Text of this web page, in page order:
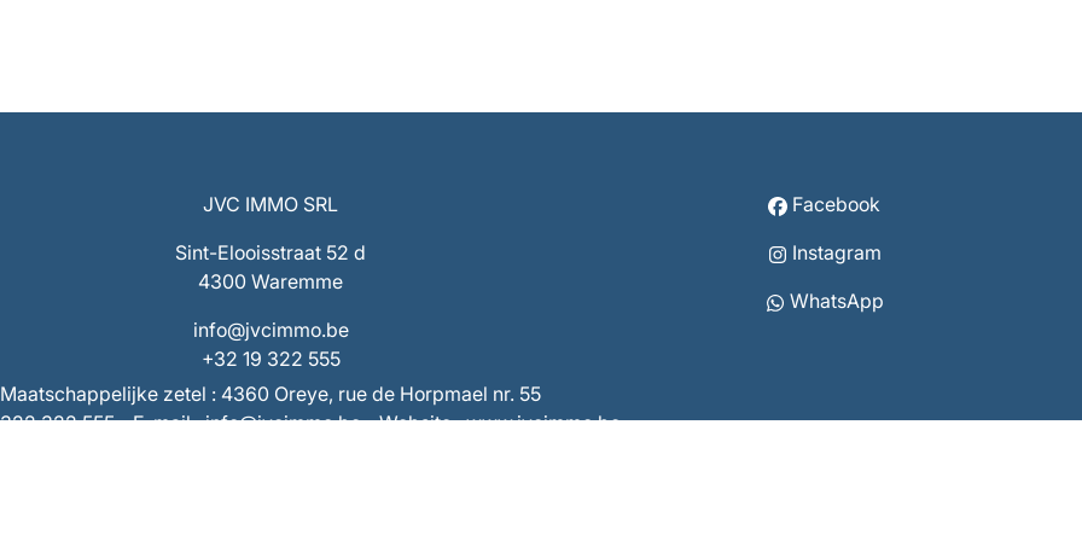
JVC IMMO SRL
Sint-Elooisstraat 52 d
4300 Waremme
info@jvcimmo.be
+32 19 322 555
Facebook
Instagram
WhatsApp
Maatschappelijke zetel : 4360 Oreye, rue de Horpmael nr. 55
322 555 - E-mail : info@jvcimmo.be - Website : www.jvcimmo.be